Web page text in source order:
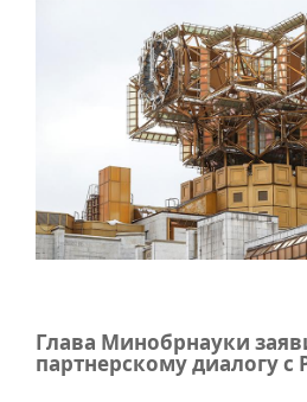
Глава Минобрнауки
партнерскому диалогу с